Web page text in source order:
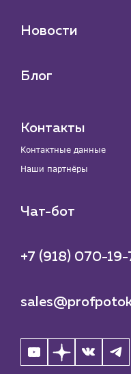
Новости
Блог
Контакты
Контактные данные
Наши партнёры
Чат-бот
+7 (918) 070-19-